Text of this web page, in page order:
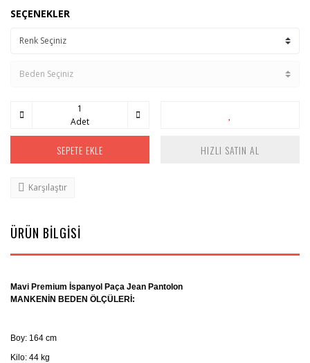
SEÇENEKLER
Adet
SEPETE EKLE HIZLI SATIN AL
Karşılaştır
ÜRÜN BİLGİSİ
Mavi Premium İspanyol Paça Jean Pantolon
MANKENİN BEDEN ÖLÇÜLERİ:
Boy: 164 cm
Kilo: 44 kg